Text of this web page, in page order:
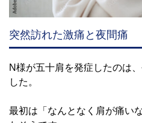
突然訪れた激痛と夜間痛
N様が五十肩を発症したのは
した。
最初は「なんとなく肩が痛い